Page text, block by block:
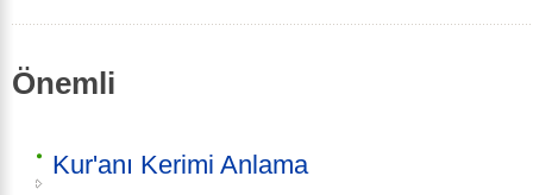
Önemli
Kur'anı Kerimi Anlama